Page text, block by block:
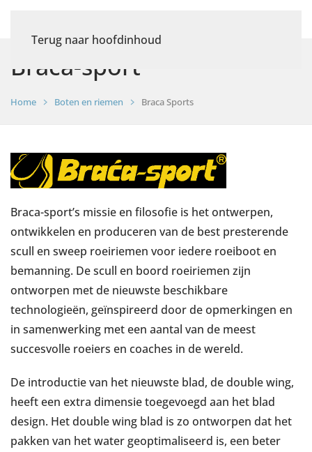
Terug naar hoofdinhoud
Braca-sport
Home Boten en riemen Braca Sports
Braca-sport’s missie en filosofie is het ontwerpen,
ontwikkelen en produceren van de best presterende
scull en sweep roeiriemen voor iedere roeiboot en
bemanning. De scull en boord roeiriemen zijn
ontworpen met de nieuwste beschikbare
technologieën, geïnspireerd door de opmerkingen en
in samenwerking met een aantal van de meest
succesvolle roeiers en coaches in de wereld.
De introductie van het nieuwste blad, de double wing,
heeft een extra dimensie toegevoegd aan het blad
design. Het double wing blad is zo ontworpen dat het
pakken van het water geoptimaliseerd is, een beter